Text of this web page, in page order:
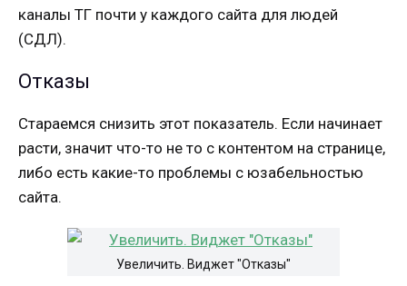
каналы ТГ почти у каждого сайта для людей
(СДЛ).
Отказы
Стараемся снизить этот показатель. Если начинает
расти, значит что-то не то с контентом на странице,
либо есть какие-то проблемы с юзабельностью
сайта.
Увеличить. Виджет "Отказы"